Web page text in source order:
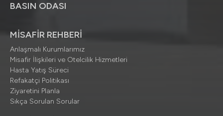
BASIN ODASI
MİSAFİR REHBERİ
Anlaşmalı Kurumlarımız
Misafir İlişkileri ve Otelcilik Hizmetleri
Hasta Yatış Süreci
Refakatçi Politikası
Ziyaretini Planla
Sıkça Sorulan Sorular